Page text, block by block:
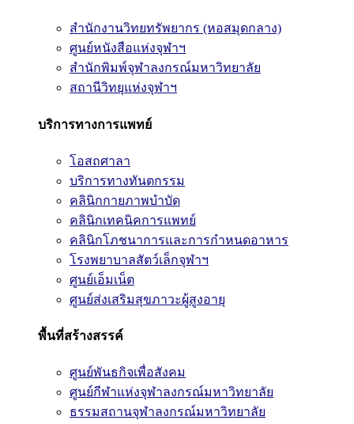
สำนักงานวิทยทรัพยากร (หอสมุดกลาง)
ศูนย์หนังสือแห่งจุฬาฯ
สำนักพิมพ์จุฬาลงกรณ์มหาวิทยาลัย
สถานีวิทยุแห่งจุฬาฯ
บริการทางการแพทย์
โอสถศาลา
บริการทางทันตกรรม
คลินิกกายภาพบำบัด
คลินิกเทคนิคการแพทย์
คลินิกโภชนาการและการกำหนดอาหาร
โรงพยาบาลสัตว์เล็กจุฬาฯ
ศูนย์เอ็มเน็ต
ศูนย์ส่งเสริมสุขภาวะผู้สูงอายุ
พื้นที่สร้างสรรค์
ศูนย์พันธกิจเพื่อสังคม
ศูนย์กีฬาแห่งจุฬาลงกรณ์มหาวิทยาลัย
ธรรมสถานจุฬาลงกรณ์มหาวิทยาลัย